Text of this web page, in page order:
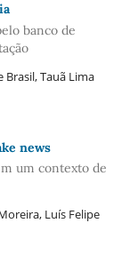
banco de
Brasil, Tauã Lima
news
um contexto de
Luís Felipe